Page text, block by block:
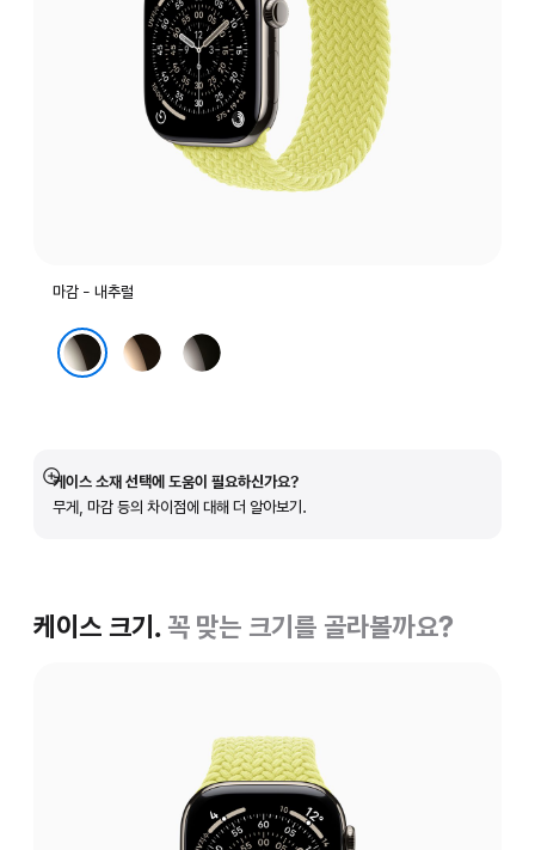
마감 - 내추럴
골드 슬레이트
케이스 소재 선택에 도움이 필요하신가요?
무게, 마감 등의 차이점에 대해 더 알아보기.
자세히
보기
케이스 크기. 꼭 맞는 크기를 골라볼까요?